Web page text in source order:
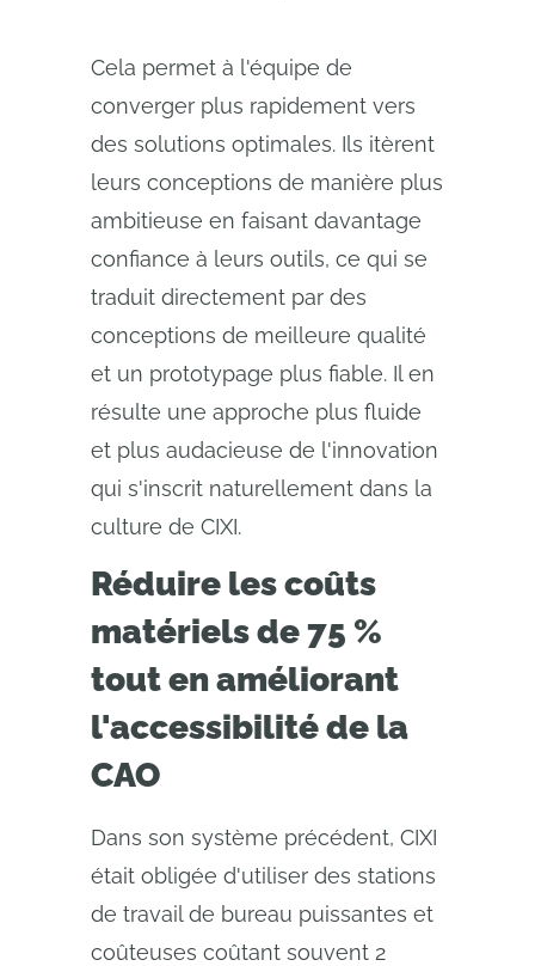
Cela permet à l'équipe de
converger plus rapidement vers
des solutions optimales. Ils itèrent
leurs conceptions de manière plus
ambitieuse en faisant davantage
confiance à leurs outils, ce qui se
traduit directement par des
conceptions de meilleure qualité
et un prototypage plus fiable. Il en
résulte une approche plus fluide
et plus audacieuse de l'innovation
qui s'inscrit naturellement dans la
culture de CIXI.
Réduire les coûts
matériels de 75 %
tout en améliorant
l'accessibilité de la
CAO
Dans son système précédent, CIXI
était obligée d'utiliser des stations
de travail de bureau puissantes et
coûteuses coûtant souvent 2